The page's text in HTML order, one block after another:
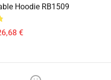
Hoodie RB1509
€